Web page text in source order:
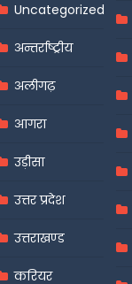
Uncategorized
अन्तर्राष्ट्रीय
अलीगढ़
आगरा
उड़ीसा
उत्तर प्रदेश
उत्तराखण्ड
करियर